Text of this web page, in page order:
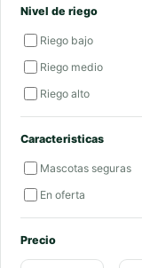
Nivel de riego
Riego bajo
Riego medio
Riego alto
Caracteristicas
Mascotas seguras
En oferta
Precio